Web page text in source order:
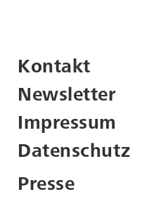
Kontakt
Newsletter
Impressum
Datenschutz
Presse